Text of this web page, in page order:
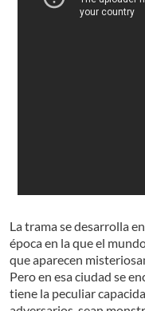
La trama se desarrolla
época en la que el
que aparecen
Pero en esa ciudad se
tiene la peculiar